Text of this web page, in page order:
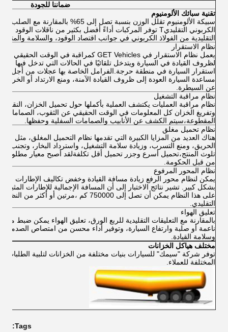
ضماننا للجودة
تقنية سبائك الألومنيوم
سبيكة الألومنيوم تقلل الوزن بنسبة تصل إلى 65% بالمقارنة مع الصلب
الكربوني التقليديT توفر المركبات أداءً أفضل بكثير من ناقلات الوقود
التقليدية من الفولاذ الكربوني في جوانب اقتصاد الوقود، والسلامة والمتانة.
نظام الاستقرار
يعمل نظام الاستقرار في GET Vehicles كمراقبة في الوقت الحقيقي
لظروف القيادة في السيارة ويتدخل تلقائيًا في الحالات التي تدخل فيها
استقرار السيارة في منطقة حرجة.الفرامل الخاصة بها عجلات من أجل
مساعدة السيارة العودة إلى ظروف القيادة الآمنة، ومنع الارتداد أو الخروج
عن السيطرة.
نظام مراقبة التشغيل
نظام مراقبة العمليات يكتشف العملية بأكملها حول تحميل الخزان، النقل
وتفريغ الخزان كل المعلومات في الوقت الحقيقي عن الثقوب، الصمامات
المقطوعة،سيتم الكشف عن الأنابيب والصمامات السفلية وحفظها.
نظام تحميل مغلق
هناك العديد من المزايا الكبيرة التي تقدمها نظام التحميل المغلق، مثل منع
الحريق، ومنع التسرب، وزيادة سلامة التشغيل، واسترداد البخار، وتجنب
تلوث المنتج،تحميل أسرع وجزر تحميل أقل تكلفةلقد أصبح معيار مطلوب
من قبل الحكومة.
نظام المحور المرفوع
يمكن لنظام محور الرفع زيادة مسافة القيادة وخفض تكاليف الإطارات
بشكل كبير. تشير نتائج الاختبار إلى أن المسافة الإجمالية للإطارات المثبتة
على هذا النظام يمكن أن تصل إلى 750000 كم ،مرتين أو أكثر من النظام
التقليدي.
تعليق الهواء
بالمقارنة مع التعليقات التقليدية للربع الورق، تعليق الهواء يمكن ضبط مدى
ناعمة أو صلبة وارتفاع السيارة، وتوفير أداء محسن من امتصاص الصدمات
وسلامة القيادة.
مختلف هياكل الخزانات
توفر شركة "سيمك" للسيارات بنيات مختلفة من الخزانات لتلبية الطلبات
المختلفة للعملاء.
Tags: